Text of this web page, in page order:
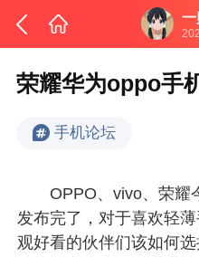
荣耀华为oppo手
手机论坛
OPPO、vivo、荣耀
发布完了，对于喜欢轻
观好看的伙伴们该如何